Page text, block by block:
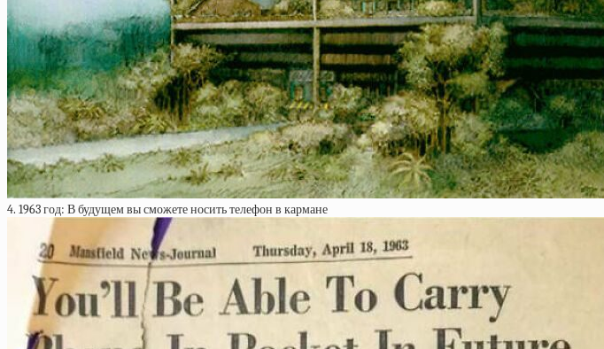
4. 1963 год: В будущем вы сможете носить телефон в кармане